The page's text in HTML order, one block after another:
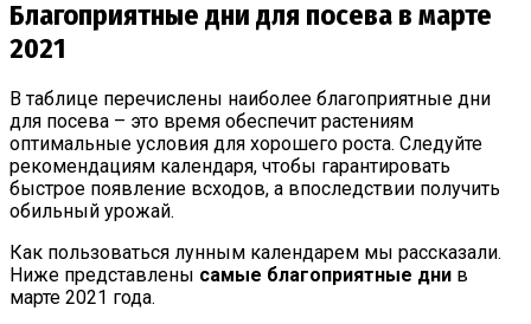
Благоприятные дни для посева в марте
2021
В таблице перечислены наиболее благоприятные дни
для посева – это время обеспечит растениям
оптимальные условия для хорошего роста. Следуйте
рекомендациям календаря, чтобы гарантировать
быстрое появление всходов, а впоследствии получить
обильный урожай.
Как пользоваться лунным календарем мы рассказали.
Ниже представлены самые благоприятные дни в
марте 2021 года.